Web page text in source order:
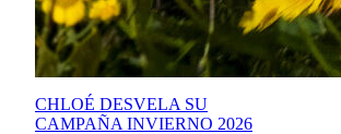
CHLOÉ DESVELA SU
CAMPAÑA INVIERNO 2026